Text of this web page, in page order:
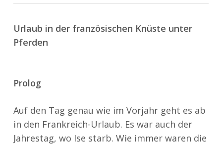
Urlaub in der französischen Knüste unter
Pferden
Prolog
Auf den Tag genau wie im Vorjahr geht es ab
in den Frankreich-Urlaub. Es war auch der
Jahrestag, wo Ise starb. Wie immer waren die